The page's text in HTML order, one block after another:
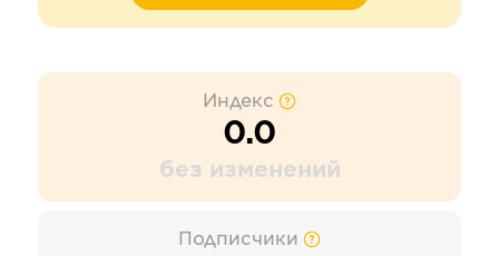
Индекс
0.0
без изменений
Подписчики